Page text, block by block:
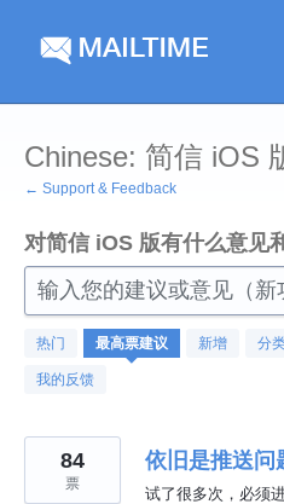
Chinese: 简信 iOS
← Support & Feedback
对简信 iOS 版有什么意见
输入您的建议或意见（新
热门 最高票建议 新增 分
我的反馈
155
找
到
的
依旧是推送问
试了很多次，必须
84
票